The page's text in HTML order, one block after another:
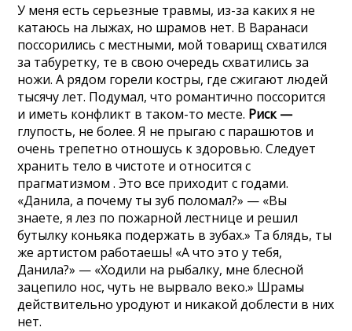
У меня есть серьезные травмы, из-за каких я не
катаюсь на лыжах, но шрамов нет. В Варанаси
поссорились с местными, мой товарищ схватился
за табуретку, те в свою очередь схватились за
ножи. А рядом горели костры, где сжигают людей
тысячу лет. Подумал, что романтично поссорится
и иметь конфликт в таком-то месте. Риск —
глупость, не более. Я не прыгаю с парашютов и
очень трепетно отношусь к здоровью. Следует
хранить тело в чистоте и относится с
прагматизмом . Это все приходит с годами.
«Данила, а почему ты зуб поломал?» — «Вы
знаете, я лез по пожарной лестнице и решил
бутылку коньяка подержать в зубах.» Та блядь, ты
же артистом работаешь! «А что это у тебя,
Данила?» — «Ходили на рыбалку, мне блесной
зацепило нос, чуть не вырвало веко.» Шрамы
действительно уродуют и никакой доблести в них
нет.